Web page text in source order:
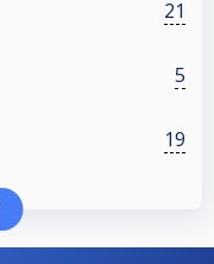
21
5
19